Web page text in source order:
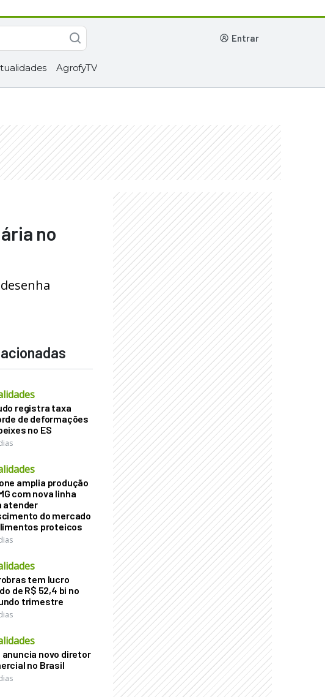
entrar
AgrofyTV
no
registra taxa
de deformações
no ES
amplia produção
com nova linha
atender
do mercado
proteicos
tem lucro
de R$ 52,4 bi no
trimestre
anuncia novo diretor
no Brasil